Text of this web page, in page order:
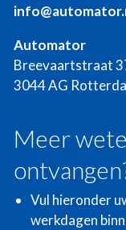
Automator
Breevaartstraat
3044 AG
Meer
Vul hieronder
werkdagen